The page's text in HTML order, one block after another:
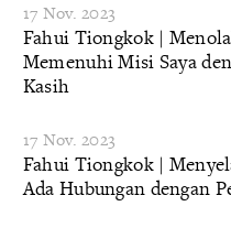
17 Nov. 2023
Fahui Tiongkok |
Memenuhi Misi Saya
Kasih
17 Nov. 2023
Fahui Tiongkok |
Ada Hubungan dengan